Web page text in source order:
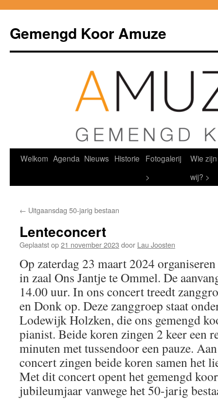
de
inhoud
Gemengd Koor Amuze
Welkom Agenda Nieuws Historie
Fotogalerij
>
Wie zijn
wij? >
← Uitgaansdag 50-jarig bestaan
Lenteconcert
Geplaatst op21 november 2023 door Lau Joosten
Op zaterdag 23 maart 2024
in zaal Ons Jantje te Ommel. De
14.00 uur. In ons concert treedt
en Donk op. Deze zanggroep staat
Lodewijk Holzken, die ons gemengd
pianist. Beide koren zingen 2 keer een
minuten met tussendoor een pauze.
concert zingen beide koren samen het
Met dit concert opent het gemengd
jubileumjaar vanwege het 50-jarig